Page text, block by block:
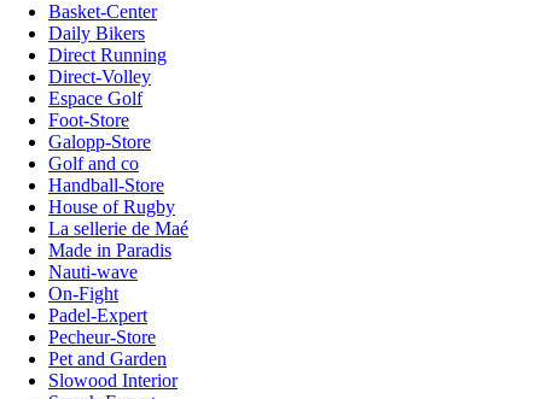
Basket-Center
Daily Bikers
Direct Running
Direct-Volley
Espace Golf
Foot-Store
Galopp-Store
Golf and co
Handball-Store
House of Rugby
La sellerie de Maé
Made in Paradis
Nauti-wave
On-Fight
Padel-Expert
Pecheur-Store
Pet and Garden
Slowood Interior